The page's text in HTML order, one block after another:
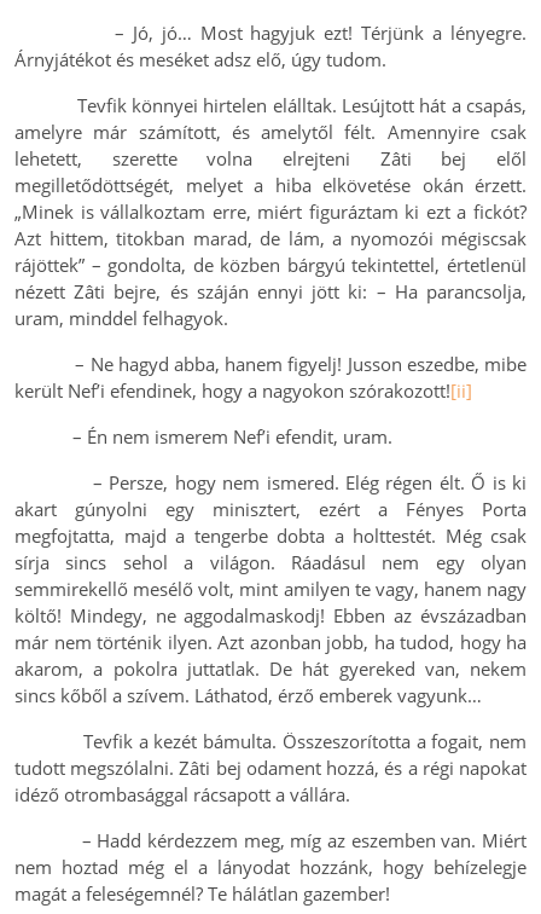
– Jó, jó… Most hagyjuk ezt! Térjünk a lényegre.
Árnyjátékot és meséket adsz elő, úgy tudom.
Tevfik könnyei hirtelen elálltak. Lesújtott hát a csapás,
amelyre már számított, és amelytől félt. Amennyire csak
lehetett, szerette volna elrejteni Zâti bej elől
megilletődöttségét, melyet a hiba elkövetése okán érzett.
„Minek is vállalkoztam erre, miért figuráztam ki ezt a fickót?
Azt hittem, titokban marad, de lám, a nyomozói mégiscsak
rájöttek” – gondolta, de közben bárgyú tekintettel, értetlenül
nézett Zâti bejre, és száján ennyi jött ki: – Ha parancsolja,
uram, minddel felhagyok.
– Ne hagyd abba, hanem figyelj! Jusson eszedbe, mibe
került Nef’i efendinek, hogy a nagyokon szórakozott![ii]
– Én nem ismerem Nef’i efendit, uram.
– Persze, hogy nem ismered. Elég régen élt. Ő is ki
akart gúnyolni egy minisztert, ezért a Fényes Porta
megfojtatta, majd a tengerbe dobta a holttestét. Még csak
sírja sincs sehol a világon. Ráadásul nem egy olyan
semmirekellő mesélő volt, mint amilyen te vagy, hanem nagy
költő! Mindegy, ne aggodalmaskodj! Ebben az évszázadban
már nem történik ilyen. Azt azonban jobb, ha tudod, hogy ha
akarom, a pokolra juttatlak. De hát gyereked van, nekem
sincs kőből a szívem. Láthatod, érző emberek vagyunk…
Tevfik a kezét bámulta. Összeszorította a fogait, nem
tudott megszólalni. Zâti bej odament hozzá, és a régi napokat
idéző otrombasággal rácsapott a vállára.
– Hadd kérdezzem meg, míg az eszemben van. Miért
nem hoztad még el a lányodat hozzánk, hogy behízelegje
magát a feleségemnél? Te hálátlan gazember!